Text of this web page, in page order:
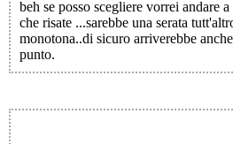
beh se posso scegliere vorrei andare
che risate ...sarebbe una serata
monotona..di sicuro arriverebbe
punto.